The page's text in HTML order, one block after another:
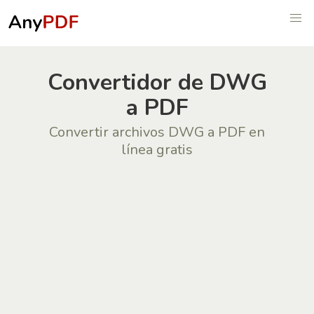
Convertidor de DWG
a PDF
Convertir archivos DWG a PDF en
línea gratis